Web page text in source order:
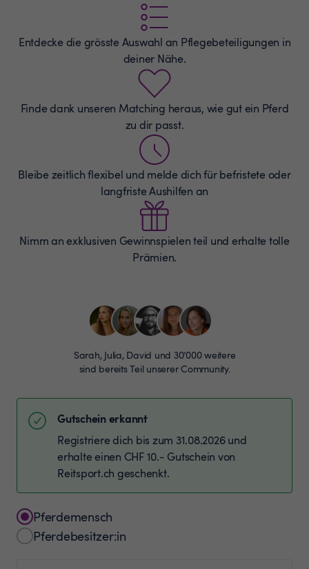
Entdecke die grösste Auswahl an Pflegebeteiligungen in
deiner Nähe.
Finde dank unseren Matching heraus, wie gut ein Pferd
zu dir passt.
Bleibe zeitlich flexibel und melde dich für befristete oder
langfriste Aushilfen an
Nimm an exklusiven Gewinnspielen teil und erhalte tolle
Prämien.
Sarah, Julia, David und 30’000 weitere
sind bereits Teil unserer Community.
Gutschein erkannt
Registriere dich bis zum 31.08.2026 und
erhalte einen CHF 10.- Gutschein von
Reitsport.ch geschenkt.
Pferdemensch
Pferdebesitzer:in